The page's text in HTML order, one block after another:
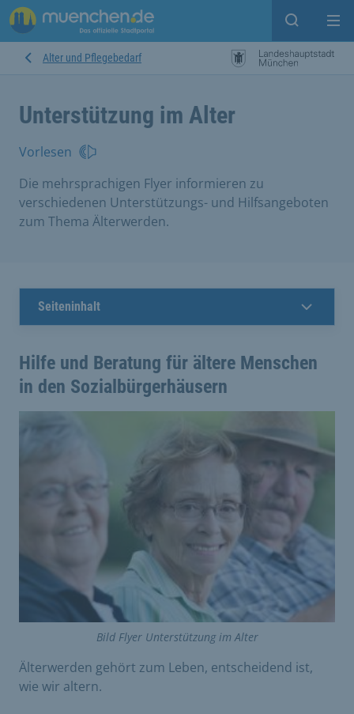
Suche
Alter und Pflegebedarf
Unterstützung im Alter
Vorlesen
Die mehrsprachigen Flyer informieren zu
verschiedenen Unterstützungs- und Hilfsangeboten
zum Thema Älterwerden.
Seiteninhalt
Hilfe und Beratung für ältere Menschen
in den Sozialbürgerhäusern
Bild Flyer Unterstützung im Alter
Älterwerden gehört zum Leben, entscheidend ist,
wie wir altern.